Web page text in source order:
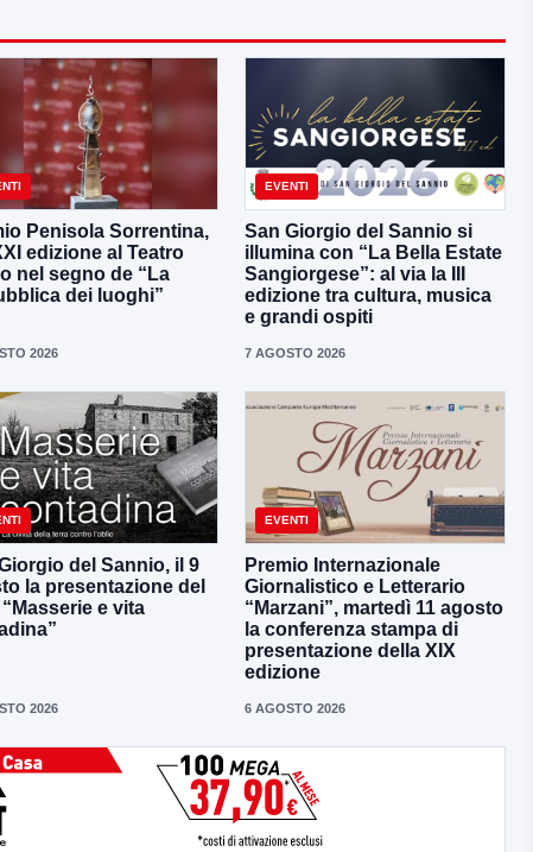
Penisola Sorrentina,
edizione al Teatro
nel segno de “La
dei luoghi”
2026
EVENTI
San Giorgio del Sannio si
illumina con “La Bella Estate
Sangiorgese”: al via la III
edizione tra cultura, musica
e grandi ospiti
7 AGOSTO 2026
del Sannio, il 9
la presentazione del
“Masserie e vita
2026
EVENTI
Premio Internazionale
Giornalistico e Letterario
“Marzani”, martedì 11 agosto
la conferenza stampa di
presentazione della XIX
edizione
6 AGOSTO 2026